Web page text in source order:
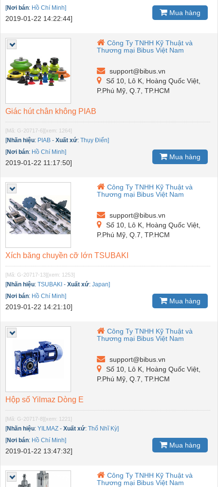
[Nơi bán: Hồ Chí Minh]
2019-01-22 14:22:44]
Mua hàng
Công Ty TNHH Kỹ Thuật và
Thương mại Bibus Việt Nam
support@bibus.vn
Số 10, Lô K, Hoàng Quốc Việt,
P.Phú Mỹ, Q.7, TP.HCM
Giác hút chân không PIAB
[Mã: G-20717-6][xem: 1264]
[Nhãn hiệu: PIAB - Xuất xứ: Thụy Điển]
[Nơi bán: Hồ Chí Minh]
2019-01-22 11:17:50]
Mua hàng
Công Ty TNHH Kỹ Thuật và
Thương mại Bibus Việt Nam
support@bibus.vn
Số 10, Lô K, Hoàng Quốc Việt,
P.Phú Mỹ, Q.7, TP.HCM
Xích băng chuyền cỡ lớn TSUBAKI
[Mã: G-20717-13][xem: 1253]
[Nhãn hiệu: TSUBAKI - Xuất xứ: Japan]
[Nơi bán: Hồ Chí Minh]
2019-01-22 14:21:10]
Mua hàng
Công Ty TNHH Kỹ Thuật và
Thương mại Bibus Việt Nam
support@bibus.vn
Số 10, Lô K, Hoàng Quốc Việt,
P.Phú Mỹ, Q.7, TP.HCM
Hộp số Yilmaz Dòng E
[Mã: G-20717-8][xem: 1221]
[Nhãn hiệu: YILMAZ - Xuất xứ: Thổ Nhĩ Kỳ]
[Nơi bán: Hồ Chí Minh]
2019-01-22 13:47:32]
Mua hàng
Công Ty TNHH Kỹ Thuật và
Thương mại Bibus Việt Nam